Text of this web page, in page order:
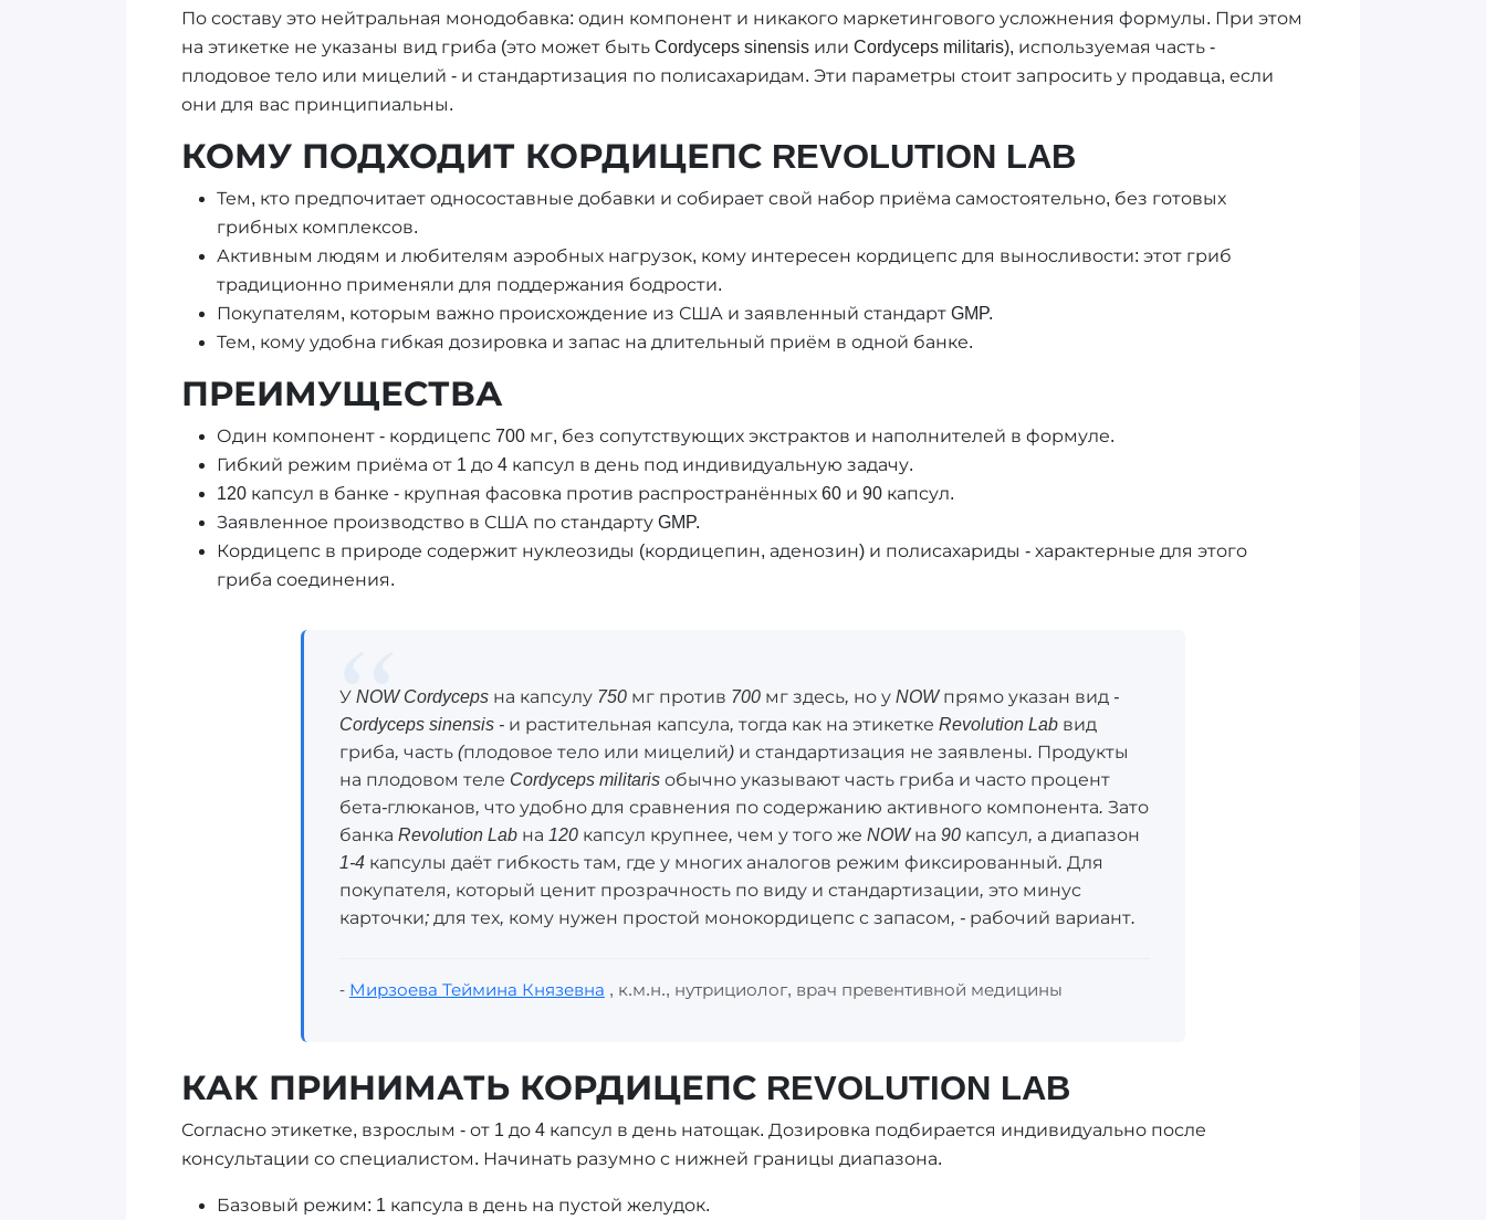
По составу это нейтральная монодобавка: один компонент и никакого маркетингового усложнения формулы. При этом
на этикетке не указаны вид гриба (это может быть Cordyceps sinensis или Cordyceps militaris), используемая часть -
плодовое тело или мицелий - и стандартизация по полисахаридам. Эти параметры стоит запросить у продавца, если
они для вас принципиальны.
КОМУ ПОДХОДИТ КОРДИЦЕПС REVOLUTION LAB
Тем, кто предпочитает односоставные добавки и собирает свой набор приёма самостоятельно, без готовых
грибных комплексов.
Активным людям и любителям аэробных нагрузок, кому интересен кордицепс для выносливости: этот гриб
традиционно применяли для поддержания бодрости.
Покупателям, которым важно происхождение из США и заявленный стандарт GMP.
Тем, кому удобна гибкая дозировка и запас на длительный приём в одной банке.
ПРЕИМУЩЕСТВА
Один компонент - кордицепс 700 мг, без сопутствующих экстрактов и наполнителей в формуле.
Гибкий режим приёма от 1 до 4 капсул в день под индивидуальную задачу.
120 капсул в банке - крупная фасовка против распространённых 60 и 90 капсул.
Заявленное производство в США по стандарту GMP.
Кордицепс в природе содержит нуклеозиды (кордицепин, аденозин) и полисахариды - характерные для этого
гриба соединения.
У NOW Cordyceps на капсулу 750 мг против 700 мг здесь, но у NOW прямо указан вид -
Cordyceps sinensis - и растительная капсула, тогда как на этикетке Revolution Lab вид
гриба, часть (плодовое тело или мицелий) и стандартизация не заявлены. Продукты
на плодовом теле Cordyceps militaris обычно указывают часть гриба и часто процент
бета-глюканов, что удобно для сравнения по содержанию активного компонента. Зато
банка Revolution Lab на 120 капсул крупнее, чем у того же NOW на 90 капсул, а диапазон
1-4 капсулы даёт гибкость там, где у многих аналогов режим фиксированный. Для
покупателя, который ценит прозрачность по виду и стандартизации, это минус
карточки; для тех, кому нужен простой монокордицепс с запасом, - рабочий вариант.
- Мирзоева Теймина Князевна , к.м.н., нутрициолог, врач превентивной медицины
КАК ПРИНИМАТЬ КОРДИЦЕПС REVOLUTION LAB
Согласно этикетке, взрослым - от 1 до 4 капсул в день натощак. Дозировка подбирается индивидуально после
консультации со специалистом. Начинать разумно с нижней границы диапазона.
Базовый режим: 1 капсула в день на пустой желудок.